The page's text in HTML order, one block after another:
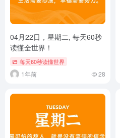
04月22日，星期二, 每天60秒
读懂全世界！
每天60秒读懂世界
1年前 28